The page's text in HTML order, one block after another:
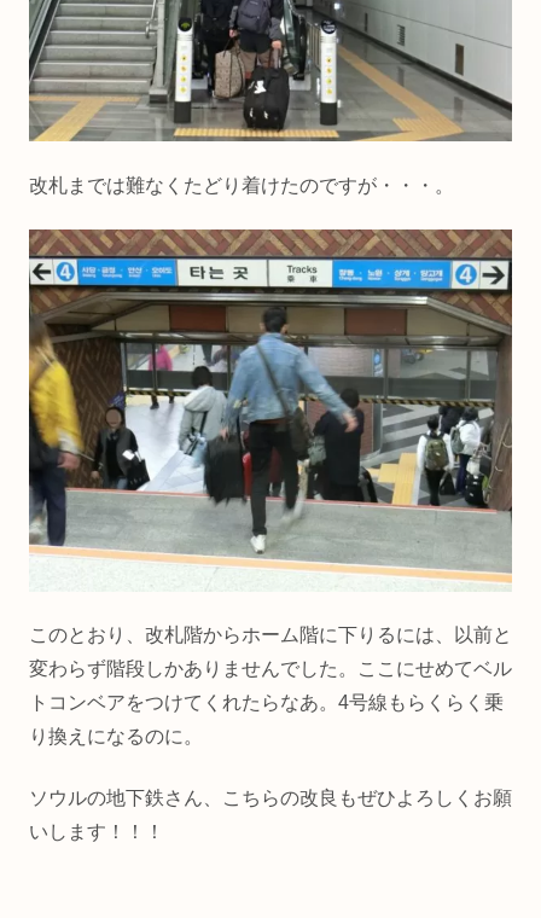
改札までは難なくたどり着けたのですが・・・。
このとおり、改札階からホーム階に下りるには、以前と
変わらず階段しかありませんでした。ここにせめてベル
トコンベアをつけてくれたらなあ。4号線もらくらく乗
り換えになるのに。
ソウルの地下鉄さん、こちらの改良もぜひよろしくお願
いします！！！